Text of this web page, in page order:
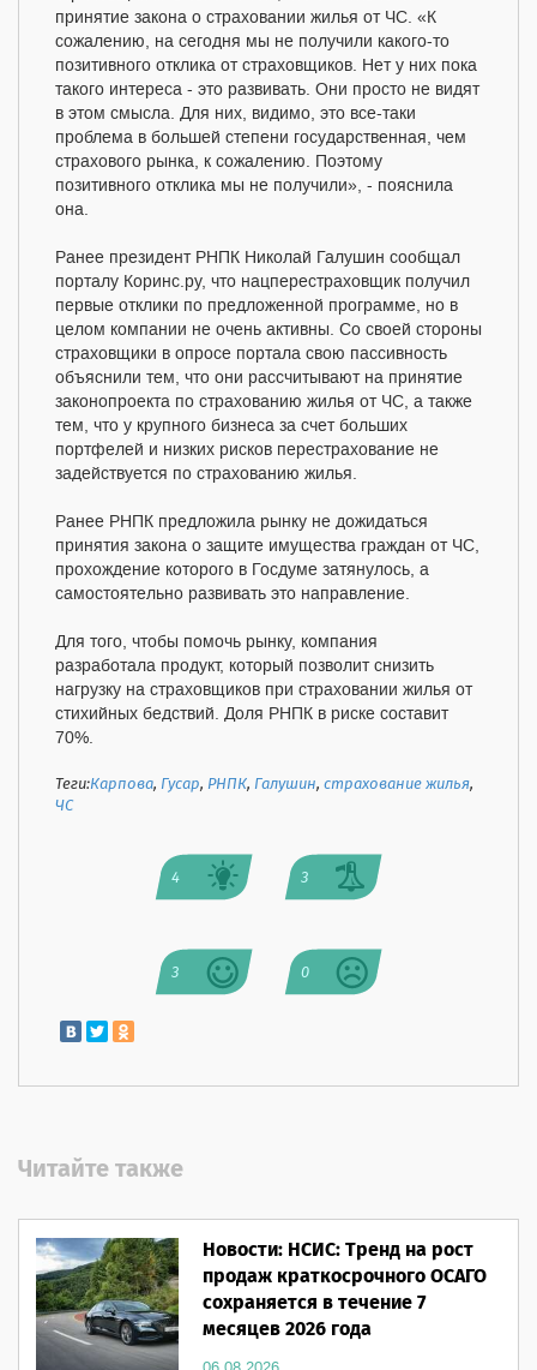
принятие закона о страховании жилья от ЧС. «К
сожалению, на сегодня мы не получили какого-то
позитивного отклика от страховщиков. Нет у них пока
такого интереса - это развивать. Они просто не видят
в этом смысла. Для них, видимо, это все-таки
проблема в большей степени государственная, чем
страхового рынка, к сожалению. Поэтому
позитивного отклика мы не получили», - пояснила
она.
Ранее президент РНПК Николай Галушин сообщал
порталу Коринс.ру, что нацперестраховщик получил
первые отклики по предложенной программе, но в
целом компании не очень активны. Со своей стороны
страховщики в опросе портала свою пассивность
объяснили тем, что они рассчитывают на принятие
законопроекта по страхованию жилья от ЧС, а также
тем, что у крупного бизнеса за счет больших
портфелей и низких рисков перестрахование не
задействуется по страхованию жилья.
Ранее РНПК предложила рынку не дожидаться
принятия закона о защите имущества граждан от ЧС,
прохождение которого в Госдуме затянулось, а
самостоятельно развивать это направление.
Для того, чтобы помочь рынку, компания
разработала продукт, который позволит снизить
нагрузку на страховщиков при страховании жилья от
стихийных бедствий. Доля РНПК в риске составит
70%.
Теги:Карпова, Гусар, РНПК, Галушин,страхование жилья,
ЧС
4 3
3 0
Читайте также
Новости: НСИС: Тренд на рост
продаж краткосрочного ОСАГО
сохраняется в течение 7
месяцев 2026 года